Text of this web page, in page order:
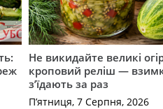
Не викидайте великі
кроповий реліш —
з’їдають за раз
П’ятниця, 7 Серпня, 2026